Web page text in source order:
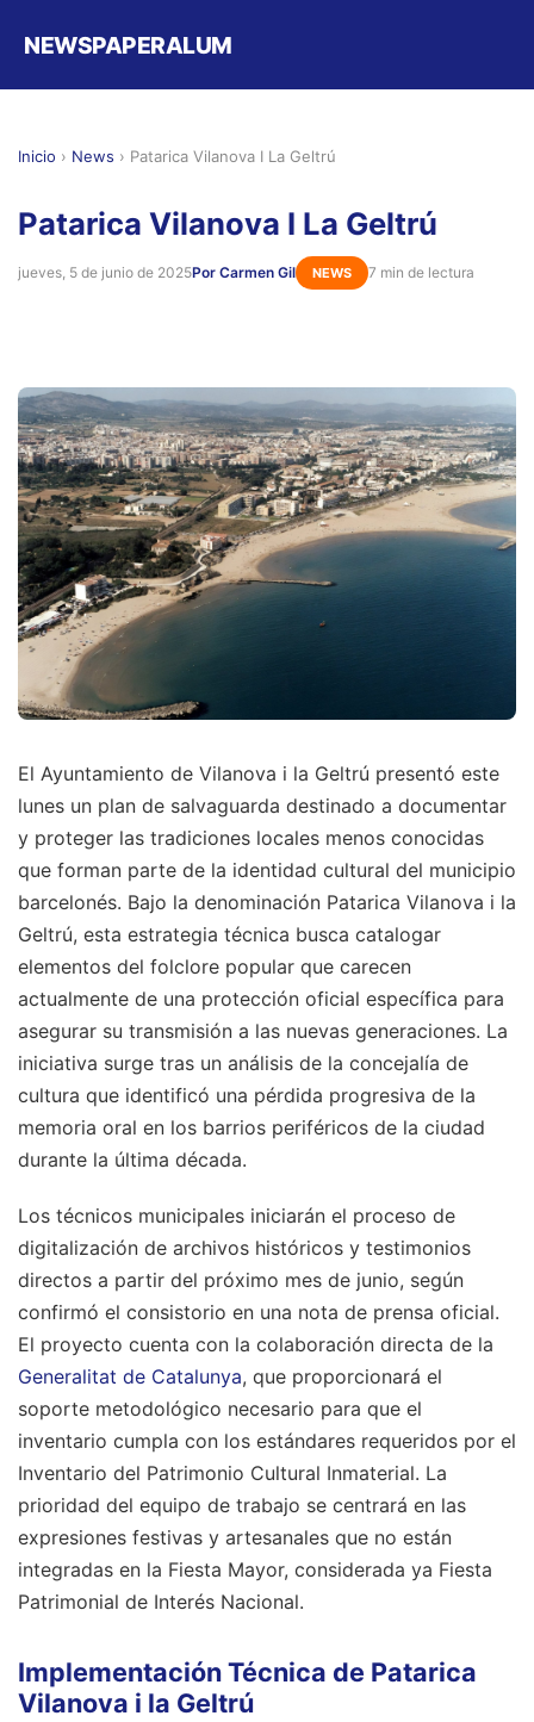
NEWSPAPERALUM
Inicio › News › Patarica Vilanova I La Geltrú
Patarica Vilanova I La Geltrú
jueves, 5 de junio de 2025Por Carmen Gil NEWS 7 min de lectura
El Ayuntamiento de Vilanova i la Geltrú presentó este
lunes un plan de salvaguarda destinado a documentar
y proteger las tradiciones locales menos conocidas
que forman parte de la identidad cultural del municipio
barcelonés. Bajo la denominación Patarica Vilanova i la
Geltrú, esta estrategia técnica busca catalogar
elementos del folclore popular que carecen
actualmente de una protección oficial específica para
asegurar su transmisión a las nuevas generaciones. La
iniciativa surge tras un análisis de la concejalía de
cultura que identificó una pérdida progresiva de la
memoria oral en los barrios periféricos de la ciudad
durante la última década.
Los técnicos municipales iniciarán el proceso de
digitalización de archivos históricos y testimonios
directos a partir del próximo mes de junio, según
confirmó el consistorio en una nota de prensa oficial.
El proyecto cuenta con la colaboración directa de la
Generalitat de Catalunya, que proporcionará el
soporte metodológico necesario para que el
inventario cumpla con los estándares requeridos por el
Inventario del Patrimonio Cultural Inmaterial. La
prioridad del equipo de trabajo se centrará en las
expresiones festivas y artesanales que no están
integradas en la Fiesta Mayor, considerada ya Fiesta
Patrimonial de Interés Nacional.
Implementación Técnica de Patarica
Vilanova i la Geltrú